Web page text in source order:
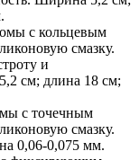
с кольцевым
смазку.
и
см; длина 18 см;
с точечным
смазку.
0,06-0,075 мм.